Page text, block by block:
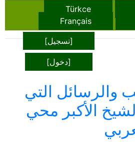
Türkçe
Français
[تسجيل]
[دخول]
والرسائل التي
الأكبر محي